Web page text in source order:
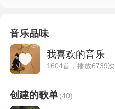
音乐品味
我喜欢的音乐
1604首，播放6739次
创建的歌单(40)